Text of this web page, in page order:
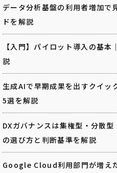
データ分析基盤の利用者増加で
ドを解説
【入門】パイロット導入の基
説
生成AIで早期成果を出すクイッ
5選を解説
DXガバナンスは集権型・分散
の選び方と判断基準を解説
Google Cloud利用部門が増え